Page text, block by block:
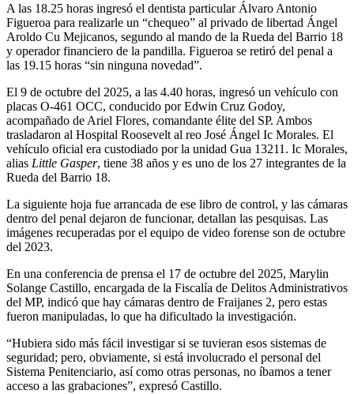
A las 18.25 horas ingresó el dentista particular Álvaro Antonio
Figueroa para realizarle un “chequeo” al privado de libertad Ángel
Aroldo Cu Mejicanos, segundo al mando de la Rueda del Barrio 18
y operador financiero de la pandilla. Figueroa se retiró del penal a
las 19.15 horas “sin ninguna novedad”.
El 9 de octubre del 2025, a las 4.40 horas, ingresó un vehículo con
placas O-461 OCC, conducido por Edwin Cruz Godoy,
acompañado de Ariel Flores, comandante élite del SP. Ambos
trasladaron al Hospital Roosevelt al reo José Ángel Ic Morales. El
vehículo oficial era custodiado por la unidad Gua 13211. Ic Morales,
alias Little Gasper, tiene 38 años y es uno de los 27 integrantes de la
Rueda del Barrio 18.
La siguiente hoja fue arrancada de ese libro de control, y las cámaras
dentro del penal dejaron de funcionar, detallan las pesquisas. Las
imágenes recuperadas por el equipo de video forense son de octubre
del 2023.
En una conferencia de prensa el 17 de octubre del 2025, Marylin
Solange Castillo, encargada de la Fiscalía de Delitos Administrativos
del MP, indicó que hay cámaras dentro de Fraijanes 2, pero estas
fueron manipuladas, lo que ha dificultado la investigación.
“Hubiera sido más fácil investigar si se tuvieran esos sistemas de
seguridad; pero, obviamente, si está involucrado el personal del
Sistema Penitenciario, así como otras personas, no íbamos a tener
acceso a las grabaciones”, expresó Castillo.